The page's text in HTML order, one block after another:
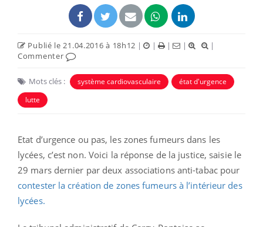
Publié le 21.04.2016 à 18h12 | | | |
|
Commenter
Mots clés : système cardiovasculaire
état d'urgence
lutte
Etat d’urgence ou pas, les zones fumeurs dans les
lycées, c’est non. Voici la réponse de la justice, saisie le
29 mars dernier par deux associations anti-tabac pour
contester la création de zones fumeurs à l’intérieur des
lycées.